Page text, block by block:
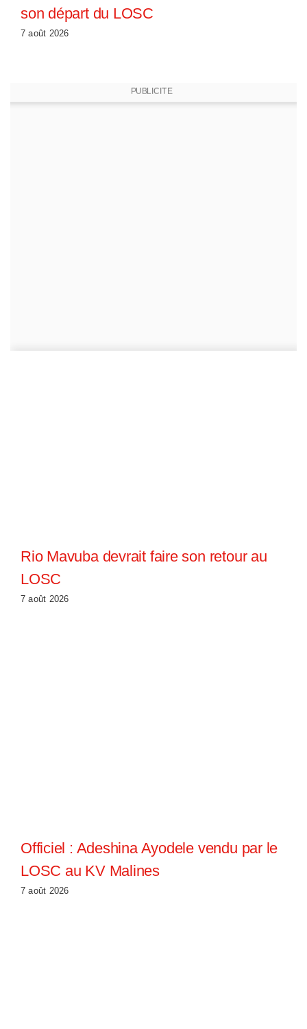
son départ du LOSC
7 août 2026
PUBLICITE
Rio Mavuba devrait faire son retour au
LOSC
7 août 2026
Officiel : Adeshina Ayodele vendu par le
LOSC au KV Malines
7 août 2026